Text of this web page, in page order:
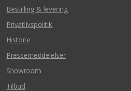
Bestilling & levering
Privatlivspolitik
Historie
Pressemeddelelser
Showroom
Tilbud